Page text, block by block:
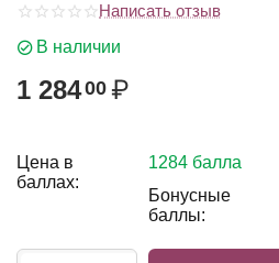
Написать отзыв
В наличии
1 28400 ₽
Цена в
баллах:
1284 балла
Бонусные
баллы: